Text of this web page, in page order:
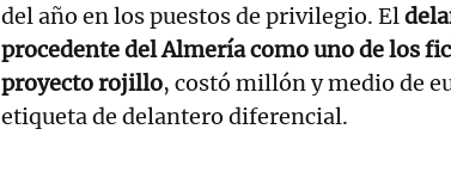
del año en los puestos de privilegio. El
procedente del Almería como uno de los
proyecto rojillo, costó millón y medio de
etiqueta de delantero diferencial.